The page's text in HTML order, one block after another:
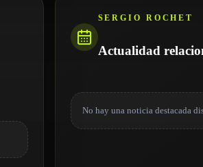
SERGIO ROCHET
Actualidad
No hay una noticia destacada